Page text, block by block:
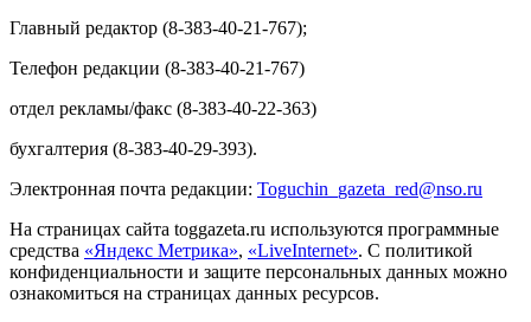
Главный редактор (8-383-40-21-767);
Телефон редакции (8-383-40-21-767)
отдел рекламы/факс (8-383-40-22-363)
бухгалтерия (8-383-40-29-393).
Электронная почта редакции: Toguchin gazeta red@nso.ru
На страницах сайта toggazeta.ru используются программные
средства «Яндекс Метрика», «LiveInternet». С политикой
конфиденциальности и защите персональных данных можно
ознакомиться на страницах данных ресурсов.